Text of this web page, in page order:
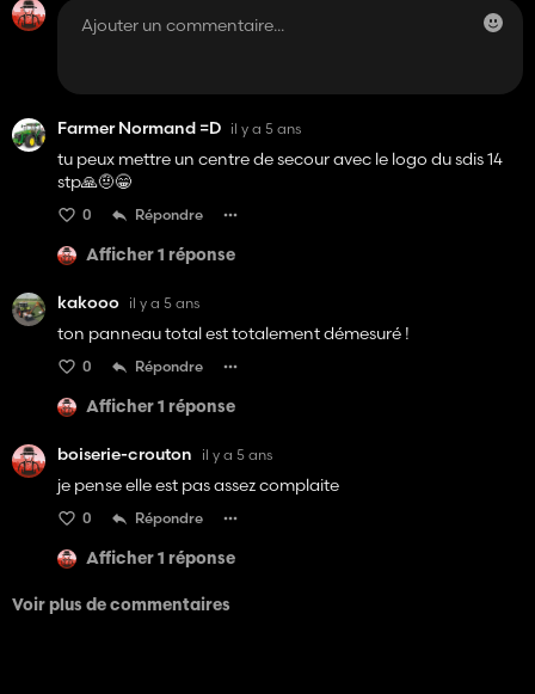
Farmer Normand =D il y a 5 ans
tu peux mettre un centre de secour avec le logo du sdis 14
stp🙏🤨😁
0 Répondre
Afficher 1 réponse
kakooo il y a 5 ans
ton panneau total est totalement démesuré !
0 Répondre
Afficher 1 réponse
boiserie-crouton il y a 5 ans
je pense elle est pas assez complaite
0 Répondre
Afficher 1 réponse
Voir plus de commentaires